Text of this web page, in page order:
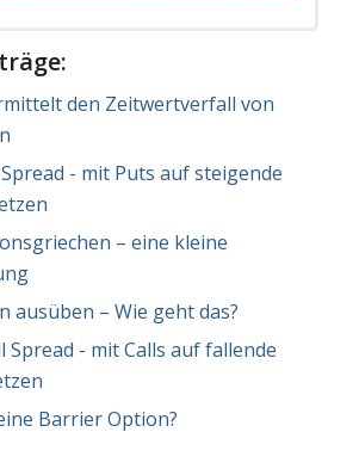
den Zeitwertverfall von
- mit Puts auf steigende
– eine kleine
ausüben – Wie geht das?
Spread - mit Calls auf fallende
Barrier Option?